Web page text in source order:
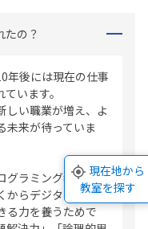
の？
年後には現在の仕事
います。
しい職業が増え、よ
未来が待っていま
グラミング教育が必
からデジタル技術に
る力を養うためで
現在地から
教室を探す